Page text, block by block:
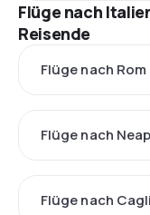
Flüge nach
Reisende
Flüge nach Rom
Flüge nach
Flüge nach